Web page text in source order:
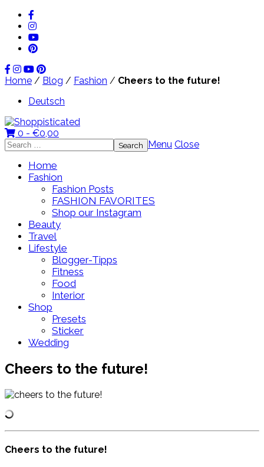
Home / Blog / Fashion / Cheers to the future!
Deutsch
0 - €0,00
Search
for:
Menu Close
Home
Fashion
Fashion Posts
FASHION FAVORITES
Shop our Instagram
Beauty
Travel
Lifestyle
Blogger-Tipps
Fitness
Food
Interior
Shop
Presets
Sticker
Wedding
Cheers to the future!
Cheers to the future!